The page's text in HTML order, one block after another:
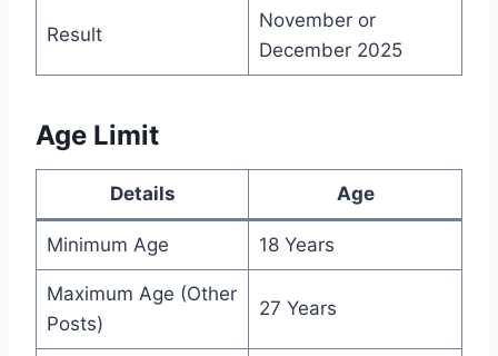
Result
November or
December 2025
Age Limit
Details Age
Minimum Age 18 Years
Maximum Age (Other
Posts)
27 Years